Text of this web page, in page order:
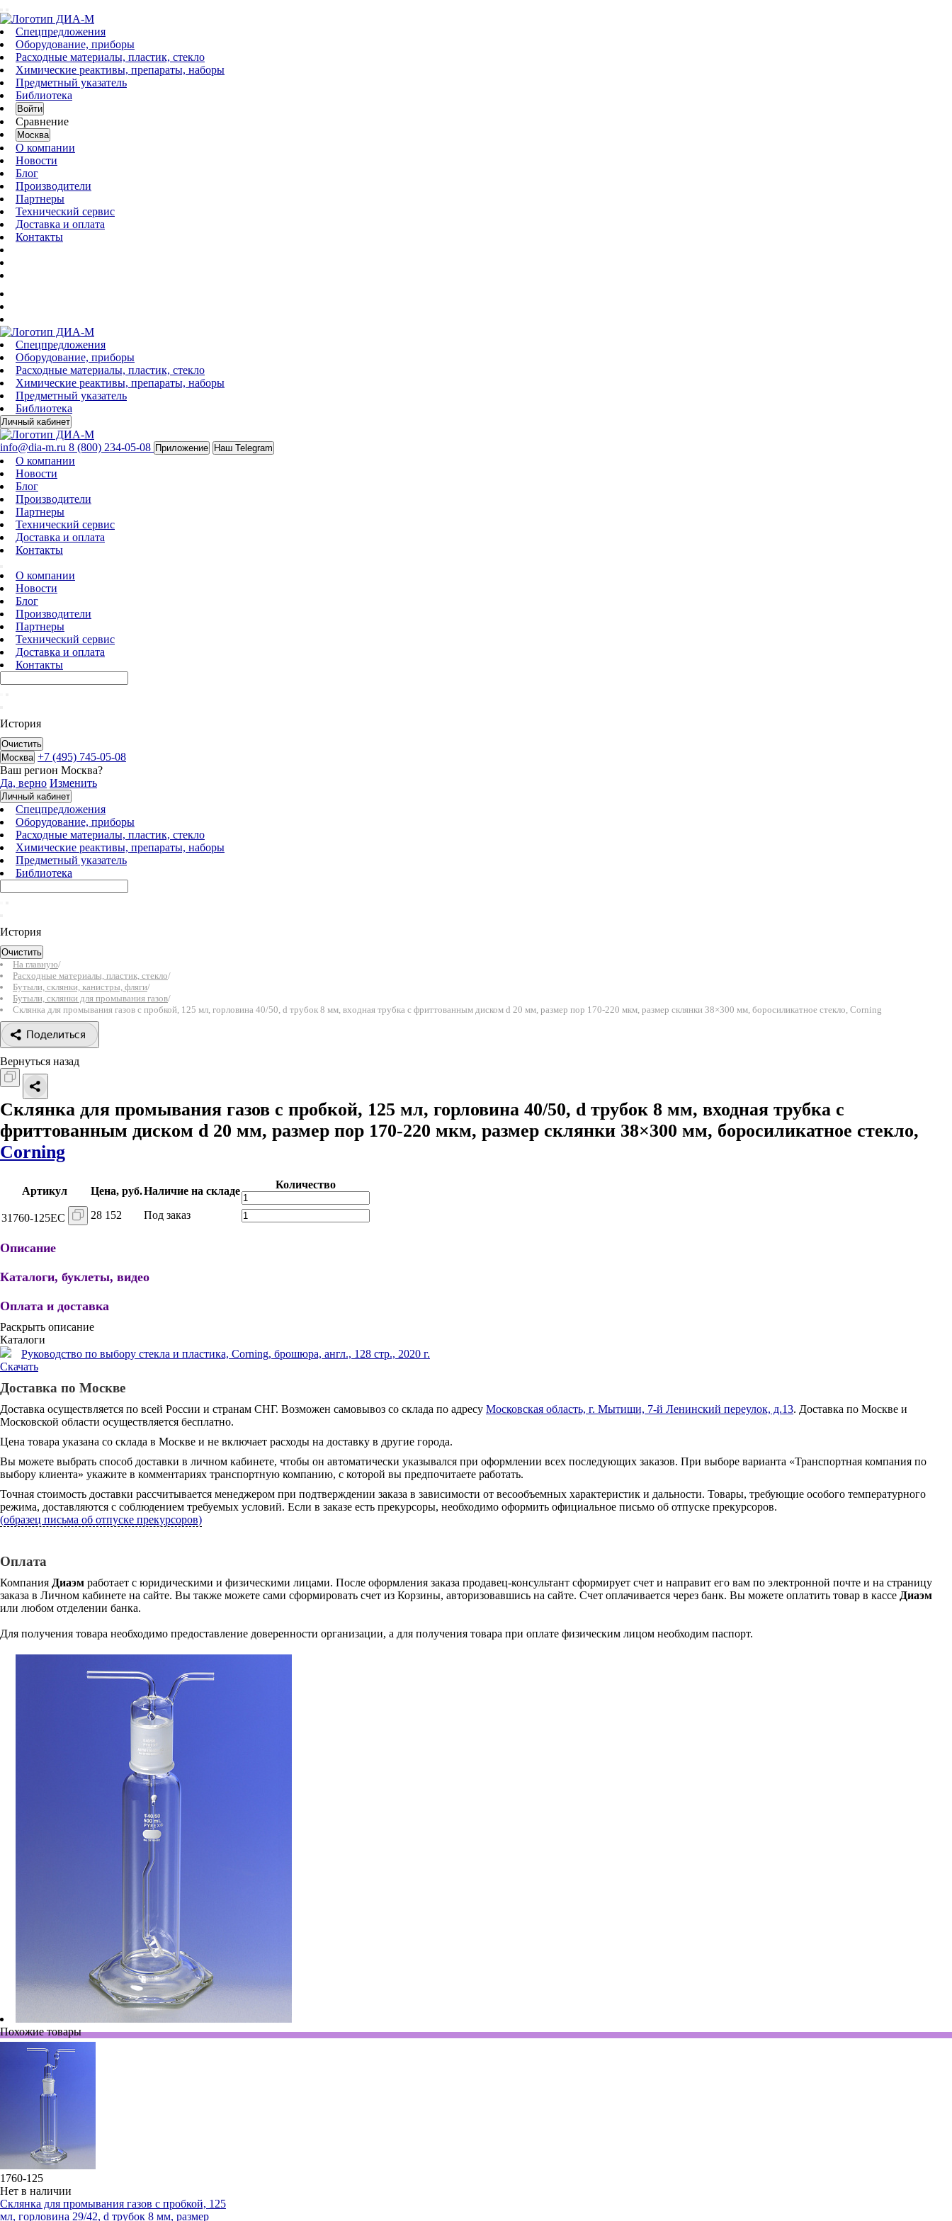
Спецпредложения
Оборудование, приборы
Расходные материалы, пластик, стекло
Химические реактивы, препараты, наборы
Предметный указатель
Библиотека
Войти
Сравнение
Москва
О компании
Новости
Блог
Производители
Партнеры
Технический сервис
Доставка и оплата
Контакты
Спецпредложения
Оборудование, приборы
Расходные материалы, пластик, стекло
Химические реактивы, препараты, наборы
Предметный указатель
Библиотека
Личный кабинет
info@dia-m.ru 8 (800) 234-05-08 Приложение Наш Telegram
О компании
Новости
Блог
Производители
Партнеры
Технический сервис
Доставка и оплата
Контакты
О компании
Новости
Блог
Производители
Партнеры
Технический сервис
Доставка и оплата
Контакты
История
Очистить
Москва +7 (495) 745-05-08
Ваш регион Москва?
Да, верно Изменить
Личный кабинет
Спецпредложения
Оборудование, приборы
Расходные материалы, пластик, стекло
Химические реактивы, препараты, наборы
Предметный указатель
Библиотека
История
Очистить
На главную/
Расходные материалы, пластик, стекло/
Бутыли, склянки, канистры, фляги/
Бутыли, склянки для промывания газов/
Склянка для промывания газов с пробкой, 125 мл, горловина 40/50, d трубок 8 мм, входная трубка с фриттованным диском d 20 мм, размер пор 170-220 мкм, размер склянки 38×300 мм, боросиликатное стекло, Corning
Поделиться
Вернуться назад
Склянка для промывания газов с пробкой, 125 мл, горловина 40/50, d трубок 8 мм, входная трубка с
фриттованным диском d 20 мм, размер пор 170-220 мкм, размер склянки 38×300 мм, боросиликатное стекло,
Corning
Артикул Цена, руб.Наличие на складе
Количество
31760-125EC 28 152 Под заказ
Описание
Каталоги, буклеты, видео
Оплата и доставка
Раскрыть описание
Каталоги
Руководство по выбору стекла и пластика, Corning, брошюра, англ., 128 стр., 2020 г.
Скачать
Доставка по Москве
Доставка осуществляется по всей России и странам СНГ. Возможен самовывоз со склада по адресу Московская область, г. Мытищи, 7-й Ленинский переулок, д.13. Доставка по Москве и
Московской области осуществляется бесплатно.
Цена товара указана со склада в Москве и не включает расходы на доставку в другие города.
Вы можете выбрать способ доставки в личном кабинете, чтобы он автоматически указывался при оформлении всех последующих заказов. При выборе варианта «Транспортная компания по
выбору клиента» укажите в комментариях транспортную компанию, с которой вы предпочитаете работать.
Точная стоимость доставки рассчитывается менеджером при подтверждении заказа в зависимости от весообъемных характеристик и дальности. Товары, требующие особого температурного
режима, доставляются с соблюдением требуемых условий. Если в заказе есть прекурсоры, необходимо оформить официальное письмо об отпуске прекурсоров.
(образец письма об отпуске прекурсоров)
Оплата
Компания Диаэм работает с юридическими и физическими лицами. После оформления заказа продавец-консультант сформирует счет и направит его вам по электронной почте и на страницу
заказа в Личном кабинете на сайте. Вы также можете сами сформировать счет из Корзины, авторизовавшись на сайте. Счет оплачивается через банк. Вы можете оплатить товар в кассе Диаэм
или любом отделении банка.
Для получения товара необходимо предоставление доверенности организации, а для получения товара при оплате физическим лицом необходим паспорт.
Похожие товары
1760-125
Нет в наличии
Склянка для промывания газов с пробкой, 125
мл, горловина 29/42, d трубок 8 мм, размер